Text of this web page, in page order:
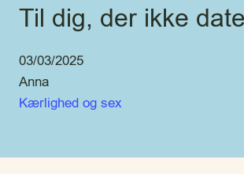
Til dig, der ikke
03/03/2025
Anna
Kærlighed og sex